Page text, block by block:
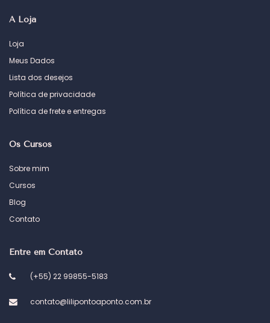
A Loja
Loja
Meus Dados
Lista dos desejos
Política de privacidade
Política de frete e entregas
Os Cursos
Sobre mim
Cursos
Blog
Contato
Entre em Contato
(+55) 22 99855-5183
contato@lilipontoaponto.com.br